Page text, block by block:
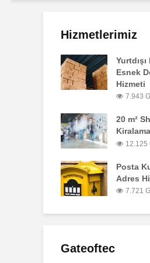
Hizmetlerimiz
Esnek
Hizmeti
7.943
20 m²
Kiralama
12.125
Posta
Adres
7.721
Gateoftec